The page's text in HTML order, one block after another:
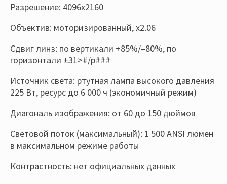
Разрешение: 4096x2160
Объектив: моторизированный, х2.06
Сдвиг линз: по вертикали +85%/–80%, по
горизонтали ±31>#/p###
Источник света: ртутная лампа высокого давления
225 Вт, ресурс до 6 000 ч (экономичный режим)
Диагональ изображения: от 60 до 150 дюймов
Световой поток (максимальный): 1 500 ANSI люмен
в максимальном режиме работы
Контрастность: нет официальных данных